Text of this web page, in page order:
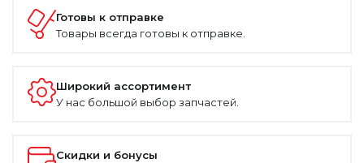
Готовы к отправке
Товары всегда готовы к отправке.
Широкий ассортимент
У нас большой выбор запчастей.
Скидки и бонусы